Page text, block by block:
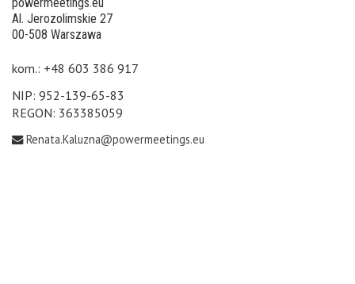
Al. Jerozolimskie 27
00-508 Warszawa
kom.: +48 603 386 917
NIP: 952-139-65-83
REGON: 363385059
Renata.Kaluzna@powermeetings.eu